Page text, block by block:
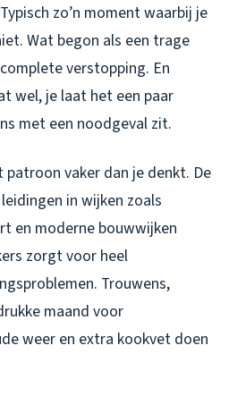
zo’n moment waarbij je
Wat begon als een trage
verstopping. En
wel, je laat het een paar
met een noodgeval zit.
patroon vaker dan je denkt. De
in wijken zoals
en moderne bouwwijken
zorgt voor heel
Trouwens,
maand voor
weer en extra kookvet doen